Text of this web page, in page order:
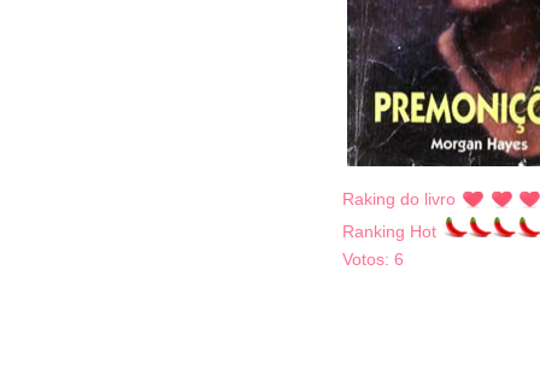
Raking do livro
Ranking Hot
Votos: 6